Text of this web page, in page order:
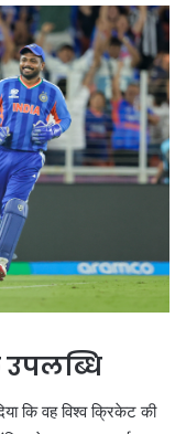
उपलब्धि
कि वह विश्व क्रिकेट की